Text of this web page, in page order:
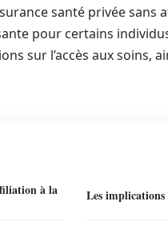
santé privée sans
pour certains
sur l’accès aux soins,
à la
Les implications